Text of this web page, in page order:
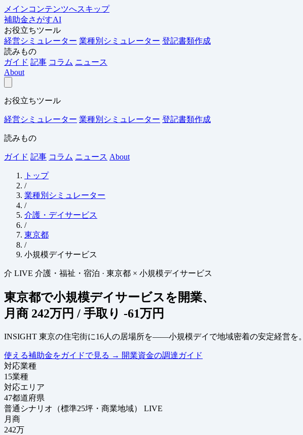
メインコンテンツへスキップ
補助金さがすAI
お役立ちツール
経営シミュレーター 業種別シミュレーター 登記書類作成
読みもの
ガイド 記事 コラム ニュース
About
お役立ちツール
経営シミュレーター 業種別シミュレーター 登記書類作成
読みもの
ガイド 記事 コラム ニュース About
トップ
/
業種別シミュレーター
/
介護・デイサービス
/
東京都
/
小規模デイサービス
介 LIVE 介護・福祉・宿泊 · 東京都 × 小規模デイサービス
東京都で小規模デイサービスを開業、
月商 242万円 / 手取り -61万円
INSIGHT 東京の住宅街に16人の居場所を——小規模デイで地域密着の安定経営を。
使える補助金をガイドで見る → 開業資金の調達ガイド
対応業種
15業種
対応エリア
47都道府県
普通シナリオ（標準25坪・商業地域）
LIVE
月商
242万